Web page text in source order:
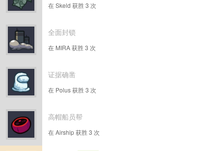
在 Skeld 获胜 3 次
全面封锁
在 MIRA 获胜 3 次
证据确凿
在 Polus 获胜 3 次
高帽船员帮
在 Airship 获胜 3 次